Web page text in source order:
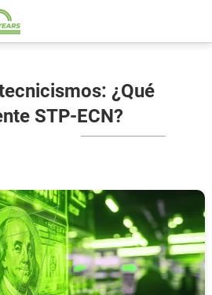
¿Qué
STP-ECN?